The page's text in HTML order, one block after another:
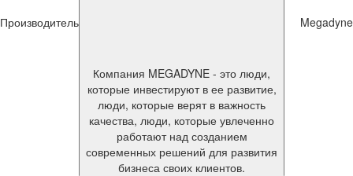
Производитель
Компания MEGADYNE - это люди,
которые инвестируют в ее развитие,
люди, которые верят в важность
качества, люди, которые увлеченно
работают над созданием
современных решений для развития
бизнеса своих клиентов.
Megadyne